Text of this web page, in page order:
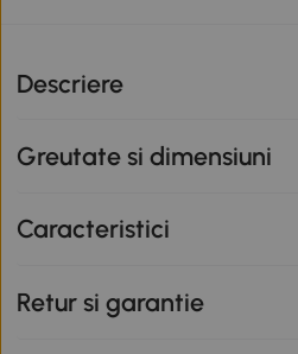
Descriere
Greutate si dimensiuni
Caracteristici
Retur si garantie